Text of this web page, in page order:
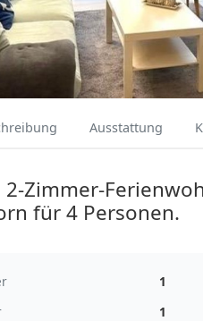
Ausstattung
Zimmer-
für 4 Personen.
1
1